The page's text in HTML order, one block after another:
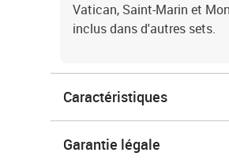
Vatican, Saint-Marin et
inclus dans d'autres sets.
Caractéristiques
Garantie légale